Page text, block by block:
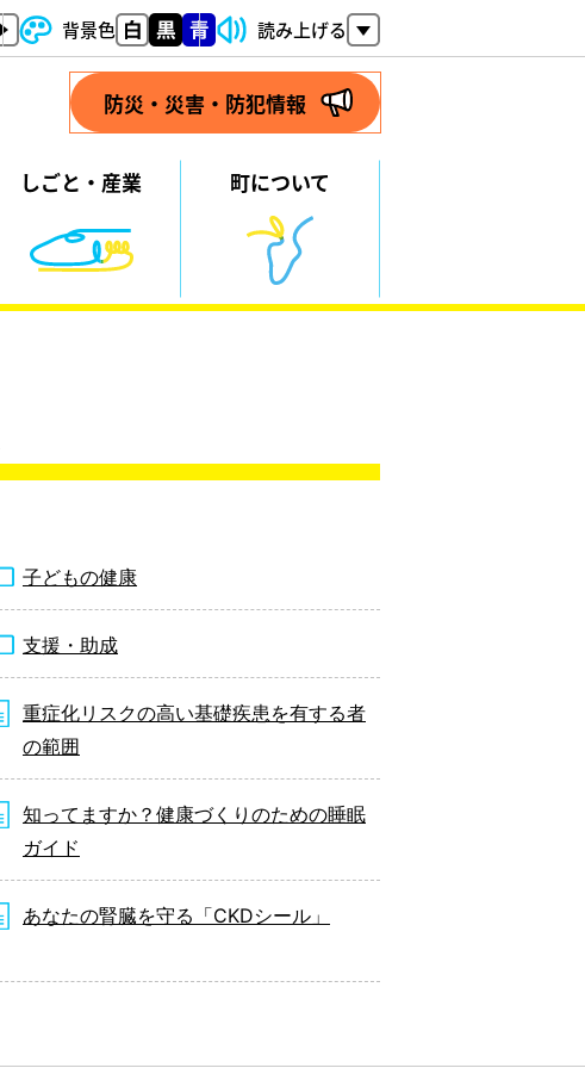
背景色 読み上げる
防災・災害・防犯情報
しごと・産業 町について
子どもの健康
支援・助成
重症化リスクの高い基礎疾患を有する者
の範囲
知ってますか？健康づくりのための睡眠
ガイド
あなたの腎臓を守る「CKDシール」